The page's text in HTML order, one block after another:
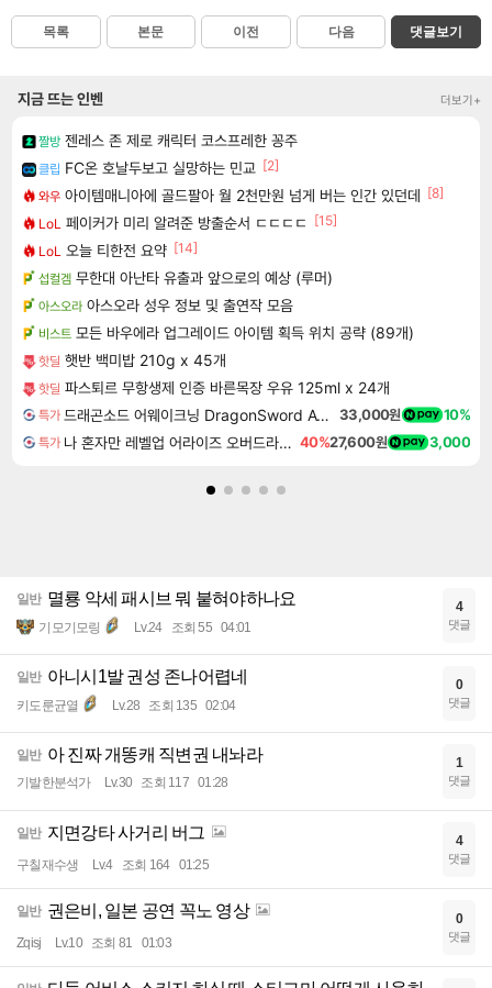
목록 본문 이전 다음 댓글보기
지금 뜨는 인벤 더보기+
짤방 젠레스 존 제로 캐릭터 코스프레한 꽁주
클립 FC온 호날두보고 실망하는 민교 [2]
와우 아이템매니아에 골드팔아 월 2천만원 넘게 버는 인간 있던데 [8]
LoL 페이커가 미리 알려준 방출순서 ㄷㄷㄷㄷ
[15]
LoL 오늘 티한전 요약 [14]
섭컬겜 무한대 아난타 유출과 앞으로의 예상 (루머)
아스오라 아스오라 성우 정보 및 출연작 모음
비스트 모든 바우에라 업그레이드 아이템 획득 위치 공략 (89개)
핫딜 햇반 백미밥 210g x 45개
핫딜 파스퇴르 무항생제 인증 바른목장 우유 125ml x 24개
특가 드래곤소드 어웨이크닝 DragonSword Awakening 33,000원 10%
특가 나 혼자만 레벨업 어라이즈 오버드라이브 Solo Leveling Arise 40%27,600원 3,000
일반 멸룡 악세 패시브 뭐 붙혀야하나요
기모기모링 Lv.24 조회 55 04:01
4
댓글
일반 아니시1발 권성 존나어렵네
키도룬균열 Lv.28 조회 135 02:04
0
댓글
일반 아 진짜 개똥캐 직변권 내놔라
기발한분석가 Lv.30 조회 117 01:28
1
댓글
일반 지면강타 사거리 버그
구칠재수생 Lv.4 조회 164 01:25
4
댓글
일반 권은비, 일본 공연 꼭노 영상
Zqisj Lv.10 조회 81 01:03
0
댓글